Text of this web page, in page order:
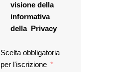
visione della
informativa
della Privacy
Scelta obbligatoria
per l'iscrizione